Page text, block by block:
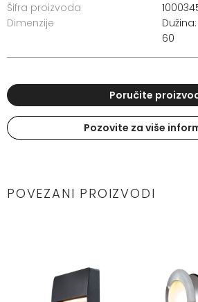
Šifra proizvoda
Dimenzije
60
Poručite
Pozovite za više
POVEZANI PROIZVODI